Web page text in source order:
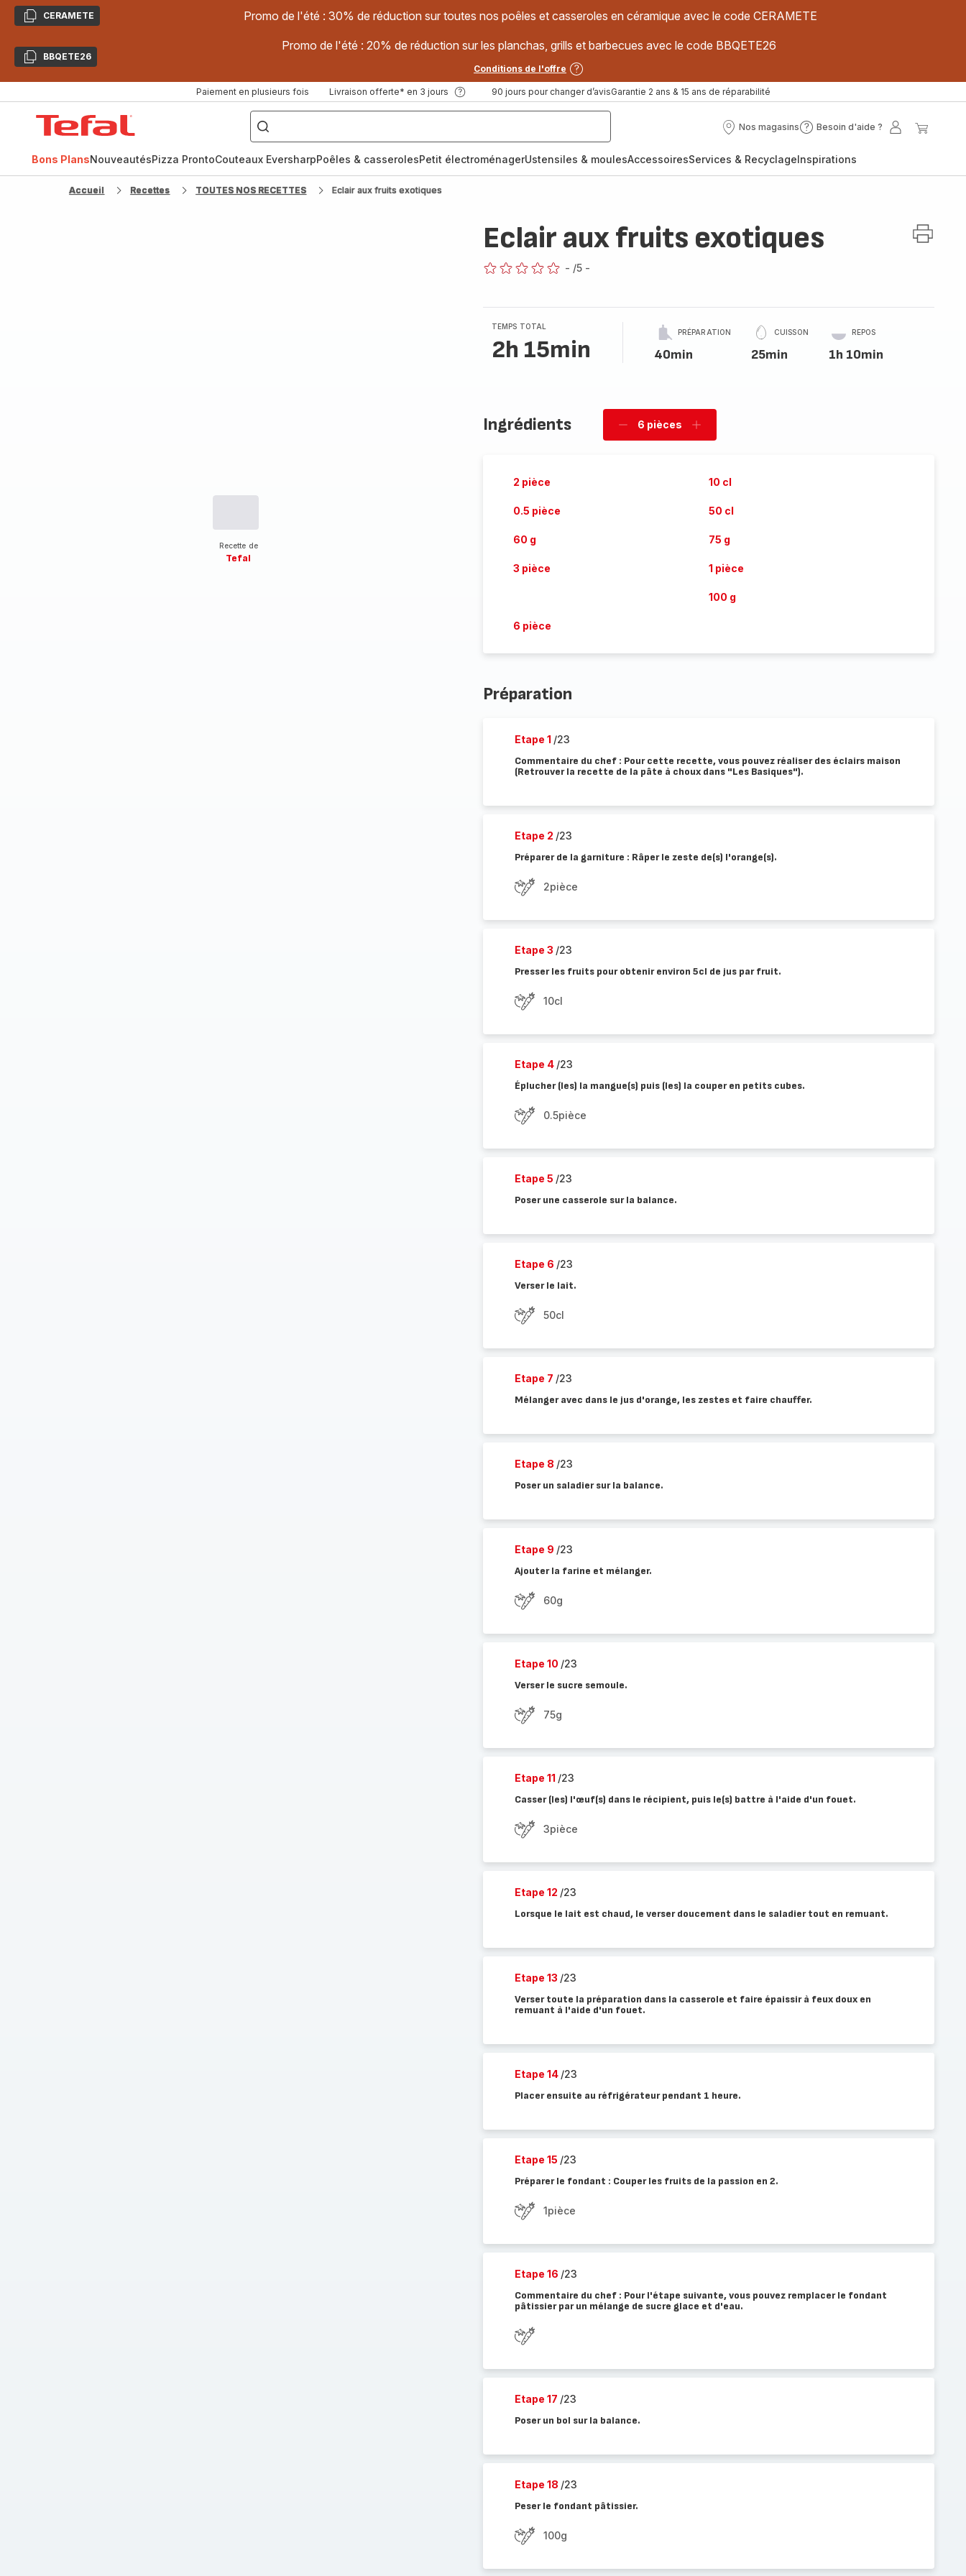
CopierCERAMETE Promo de l'été : 30% de réduction sur toutes nos poêles et casseroles en céramique avec le code CERAMETE
CopierBBQETE26
Promo de l'été : 20% de réduction sur les planchas, grills et barbecues avec le code BBQETE26
Conditions de l'offre
Paiement en plusieurs fois Livraison offerte* en 3 jours 90 jours pour changer d’avisGarantie 2 ans & 15 ans de réparabilité
["Poêles
inox,
Cake
Factory,
Nos magasins
Nos
Besoin d'aide ?
Besoin
?
Mon
Bons PlansNouveautésPizza ProntoCouteaux EversharpPoêles & casserolesPetit électroménagerUstensiles & moulesAccessoiresServices & RecyclageInspirations
Accueil Recettes TOUTES NOS RECETTES Eclair aux fruits exotiques
Recette de
Tefal
Eclair aux fruits exotiques
- /5 -
TEMPS TOTAL
2h 15min
PRÉPARATION
40min
CUISSON
25min
REPOS
1h 10min
Ingrédients
Supprimer
6 pièces
Ajouter
2 pièce 10 cl
0.5 pièce 50 cl
60 g 75 g
3 pièce 1 pièce
100 g
6 pièce
Préparation
Etape 1 /23
Commentaire du chef : Pour cette recette, vous pouvez réaliser des éclairs maison
(Retrouver la recette de la pâte à choux dans "Les Basiques").
Etape 2 /23
Préparer de la garniture : Râper le zeste de(s) l'orange(s).
2pièce
Etape 3 /23
Presser les fruits pour obtenir environ 5cl de jus par fruit.
10cl
Etape 4 /23
Éplucher (les) la mangue(s) puis (les) la couper en petits cubes.
0.5pièce
Etape 5 /23
Poser une casserole sur la balance.
Etape 6 /23
Verser le lait.
50cl
Etape 7 /23
Mélanger avec dans le jus d'orange, les zestes et faire chauffer.
Etape 8 /23
Poser un saladier sur la balance.
Etape 9 /23
Ajouter la farine et mélanger.
60g
Etape 10 /23
Verser le sucre semoule.
75g
Etape 11 /23
Casser (les) l'œuf(s) dans le récipient, puis le(s) battre à l'aide d'un fouet.
3pièce
Etape 12 /23
Lorsque le lait est chaud, le verser doucement dans le saladier tout en remuant.
Etape 13 /23
Verser toute la préparation dans la casserole et faire épaissir à feux doux en
remuant à l'aide d'un fouet.
Etape 14 /23
Placer ensuite au réfrigérateur pendant 1 heure.
Etape 15 /23
Préparer le fondant : Couper les fruits de la passion en 2.
1pièce
Etape 16 /23
Commentaire du chef : Pour l'étape suivante, vous pouvez remplacer le fondant
pâtissier par un mélange de sucre glace et d'eau.
Etape 17 /23
Poser un bol sur la balance.
Etape 18 /23
Peser le fondant pâtissier.
100g